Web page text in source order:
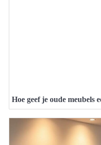
Hoe geef je oude meubels